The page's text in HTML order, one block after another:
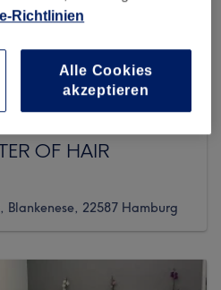
OF HAIR
Blankenese, 22587 Hamburg
Richtlinien
Alle Cookies
akzeptieren